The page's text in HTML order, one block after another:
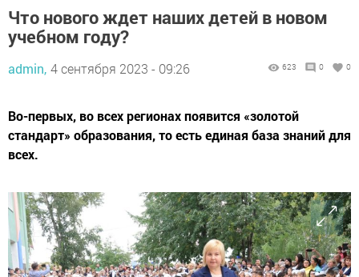
Что нового ждет наших детей в новом
учебном году?
admin, 4 сентября 2023 - 09:26 623 0 0
Во-первых, во всех регионах появится «золотой
стандарт» образования, то есть единая база знаний для
всех.